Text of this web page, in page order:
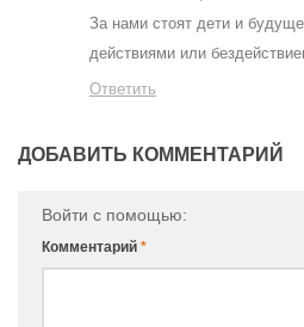
За нами стоят дети и
действиями или
Ответить
ДОБАВИТЬ КОММЕНТАРИЙ
Войти с помощью:
Комментарий *